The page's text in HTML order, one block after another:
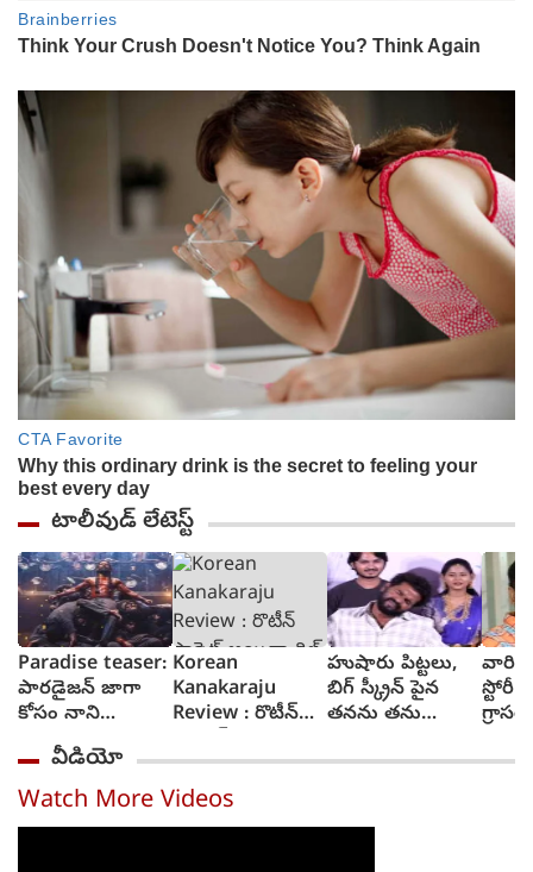
టాలీవుడ్ లేటెస్ట్
Paradise teaser:
పారడైజన్ జాగా
కోసం నాని
రక్తపాతం స్రుష్టించిన
టీజర్ వచ్చేసింది
Korean
Kanakaraju
Review : రొటీన్
థ్రిల్ కలిగించే కథగా
కొరియన్ కనకరాజు
- రివ్యూ
హుషారు పిట్టలు,
బిగ్ స్క్రీన్ పైన
తనను తను
పగలగొట్టుకున్న
వారి
స్టోరీ
వీడియో
Watch More Videos